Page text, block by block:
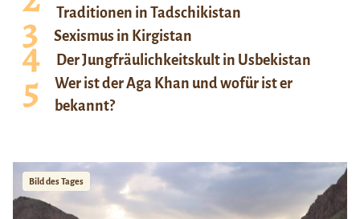
Traditionen in Tadschikistan
Sexismus in Kirgistan
Der Jungfräulichkeitskult in Usbekistan
Wer ist der Aga Khan und wofür ist er
bekannt?
Bild des Tages